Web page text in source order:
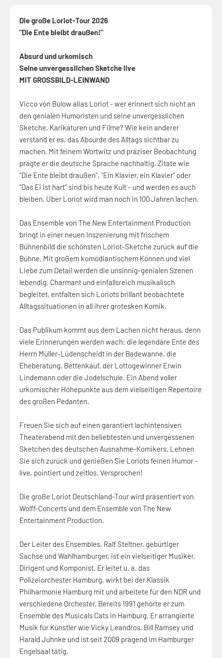
Die große Loriot-Tour 2026
"Die Ente bleibt draußen!"
Absurd und urkomisch
Seine unvergesslichen Sketche live
MIT GROSSBILD-LEINWAND
Vicco von Bülow alias Loriot - wer erinnert sich nicht an
den genialen Humoristen und seine unvergesslichen
Sketche, Karikaturen und Filme? Wie kein anderer
verstand er es, das Absurde des Alltags sichtbar zu
machen. Mit feinem Wortwitz und präziser Beobachtung
prägte er die deutsche Sprache nachhaltig. Zitate wie
"Die Ente bleibt draußen", "Ein Klavier, ein Klavier" oder
"Das Ei ist hart" sind bis heute Kult - und werden es auch
bleiben. Über Loriot wird man noch in 100 Jahren lachen.
Das Ensemble von The New Entertainment Production
bringt in einer neuen Inszenierung mit frischem
Bühnenbild die schönsten Loriot-Sketche zurück auf die
Bühne. Mit großem komödiantischem Können und viel
Liebe zum Detail werden die unsinnig-genialen Szenen
lebendig. Charmant und einfallsreich musikalisch
begleitet, entfalten sich Loriots brillant beobachtete
Alltagssituationen in all ihrer grotesken Komik.
Das Publikum kommt aus dem Lachen nicht heraus, denn
viele Erinnerungen werden wach: die legendäre Ente des
Herrn Müller-Lüdenscheidt in der Badewanne, die
Eheberatung, Bettenkauf, der Lottogewinner Erwin
Lindemann oder die Jodelschule. Ein Abend voller
urkomischer Höhepunkte aus dem vielseitigen Repertoire
des großen Pedanten.
Freuen Sie sich auf einen garantiert lachintensiven
Theaterabend mit den beliebtesten und unvergessenen
Sketchen des deutschen Ausnahme-Komikers. Lehnen
Sie sich zurück und genießen Sie Loriots feinen Humor -
live, pointiert und zeitlos. Versprochen!
Die große Loriot Deutschland-Tour wird präsentiert von
Wolff-Concerts und dem Ensemble von The New
Entertainment Production.
Der Leiter des Ensembles, Ralf Steltner, gebürtiger
Sachse und Wahlhamburger, ist ein vielseitiger Musiker,
Dirigent und Komponist. Er leitet u. a. das
Polizeiorchester Hamburg, wirkt bei der Klassik
Philharmonie Hamburg mit und arbeitete für den NDR und
verschiedene Orchester. Bereits 1991 gehörte er zum
Ensemble des Musicals Cats in Hamburg. Er arrangierte
Musik für Künstler wie Vicky Leandros, Bill Ramsey und
Harald Juhnke und ist seit 2009 prägend im Hamburger
Engelsaal tätig.